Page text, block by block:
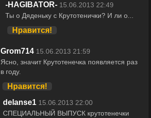
-HAGIBATOR- 15.06.2013 22:49
Ты о Дяденьку с Крутотенички? И ли о...
Нравится!
Grom714 15.06.2013 21:59
Ясно, значит Крутотенечка появляется раз
в году.
Нравится!
delanse1 15.06.2013 22:00
СПЕЦИАЛЬНЫЙ ВЫПУСК крутотенечки